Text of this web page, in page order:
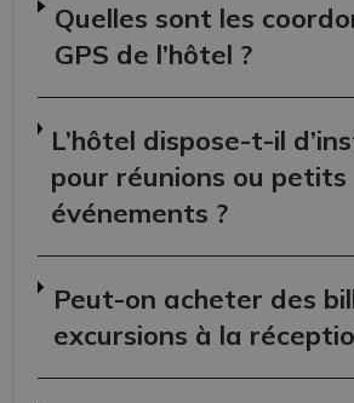
Quelles sont les
GPS de l’hôtel ?
L’hôtel dispose-t-il
pour réunions ou petits
événements ?
Peut-on acheter des
excursions à la